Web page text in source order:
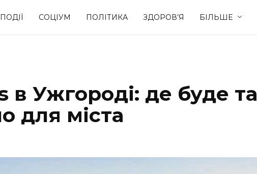
ПОДІЇ СОЦІУМ ПОЛІТИКА ЗДОРОВ’Я БІЛЬШЕ
Спорт Стиль життя
в Ужгороді: де буде та
для міста